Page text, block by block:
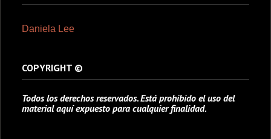
Daniela Lee
COPYRIGHT ©
Todos los derechos reservados. Está prohibido el uso del
material aquí expuesto para cualquier finalidad.